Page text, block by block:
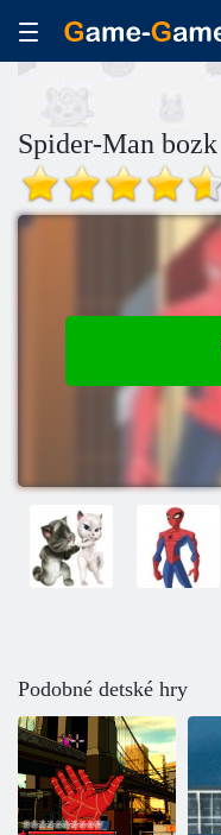
Spider-Man bozk
Podobné detské hry